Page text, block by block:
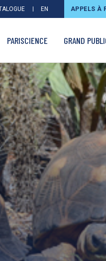
EN APPELS À
PARISCIENCE GRAND